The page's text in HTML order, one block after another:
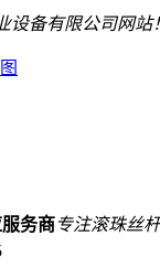
设备有限公司网站！
务商专注滚珠丝